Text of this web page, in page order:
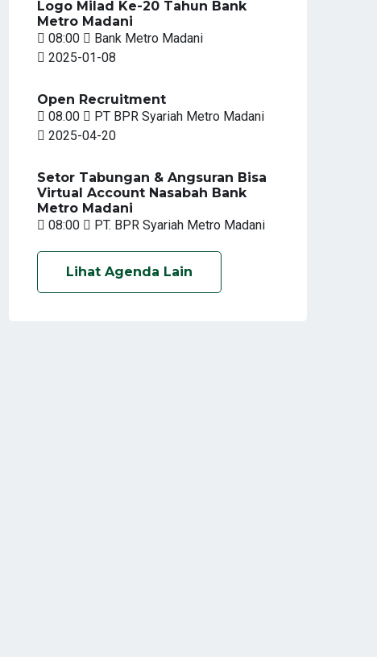
Logo Milad Ke-20 Tahun Bank
Metro Madani
08:00
Bank Metro Madani
2025-01-08
Open Recruitment
08.00
PT BPR Syariah Metro Madani
2025-04-20
Setor Tabungan & Angsuran Bisa
Virtual Account Nasabah Bank
Metro Madani
08:00
PT. BPR Syariah Metro Madani
Lihat Agenda Lain